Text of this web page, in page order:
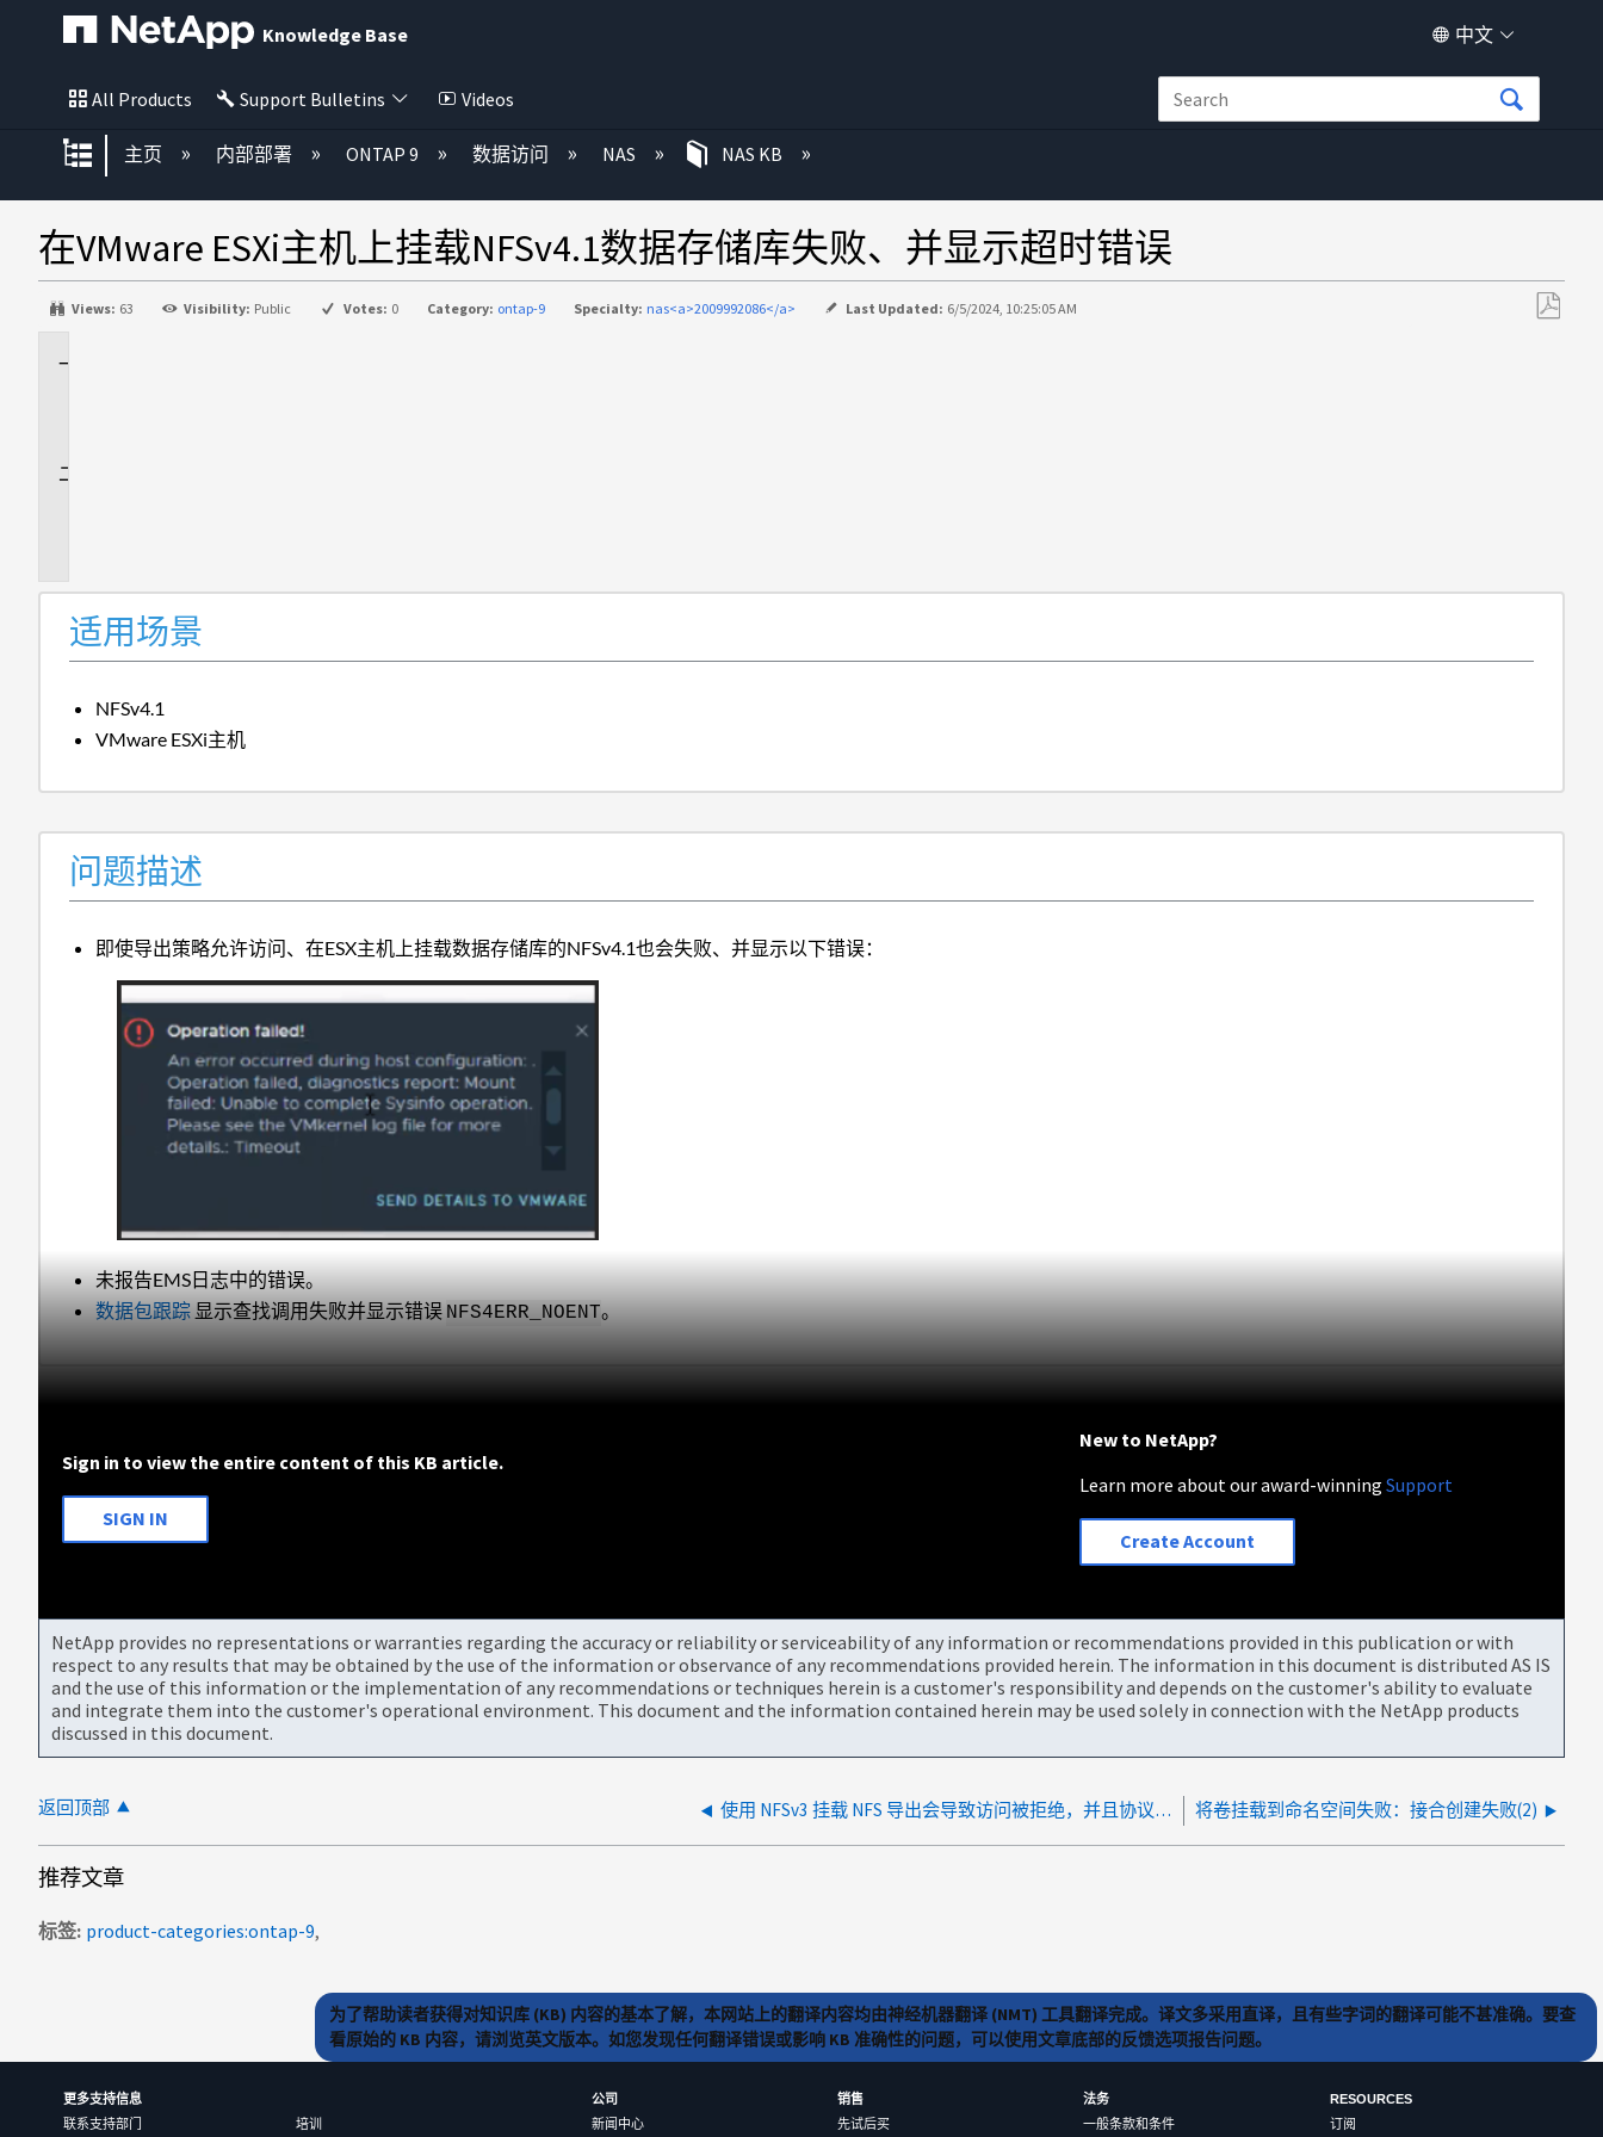
Knowledge Base 中文
All Products Support Bulletins Videos
扩展/隐缩全局层次
主页 内部部署 ONTAP 9 数据访问 NAS NAS KB
在VMware ESXi主机上挂载NFSv4.1数据存储库失败、并显示超时错误
Views: 63 Visibility: Public Votes: 0 Category: ontap-9 Specialty: nas<a>2009992086</a> Last Updated: 6/5/2024, 10:25:05 AM
适用场景
NFSv4.1
VMware ESXi主机
问题描述
即使导出策略允许访问、在ESX主机上挂载数据存储库的NFSv4.1也会失败、并显示以下错误：
未报告EMS日志中的错误。
数据包跟踪 显示查找调用失败并显示错误 NFS4ERR_NOENT。
Sign in to view the entire content of this KB article.
SIGN IN
New to NetApp?
Learn more about our award-winningSupport
Create Account
NetApp provides no representations or warranties regarding the accuracy or reliability or serviceability of any information or recommendations provided in this publication or with
respect to any results that may be obtained by the use of the information or observance of any recommendations provided herein. The information in this document is distributed AS IS
and the use of this information or the implementation of any recommendations or techniques herein is a customer's responsibility and depends on the customer's ability to evaluate
and integrate them into the customer's operational environment. This document and the information contained herein may be used solely in connection with the NetApp products
discussed in this document.
返回顶部 使用 NFSv3 挂载 NFS 导出会导致访问被拒绝，并且协议不受支持 将卷挂载到命名空间失败：接合创建失败(2)
推荐文章
标签 product-categories:ontap-9
为了帮助读者获得对知识库 (KB) 内容的基本了解，本网站上的翻译内容均由神经机器翻译 (NMT) 工具翻译完成。译文多采用直译，且有些字词的翻译可能不甚准确。要查
看原始的 KB 内容，请浏览英文版本。如您发现任何翻译错误或影响 KB 准确性的问题，可以使用文章底部的反馈选项报告问题。
更多支持信息
联系支持部门
培训
公司
新闻中心
销售
先试后买
法务
一般条款和条件
RESOURCES
订阅